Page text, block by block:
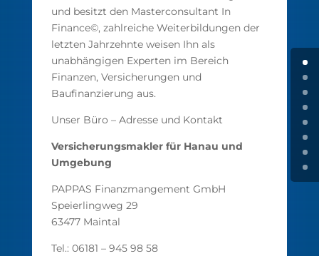
und besitzt den Masterconsultant In
Finance©, zahlreiche Weiterbildungen der
letzten Jahrzehnte weisen Ihn als
unabhängigen Experten im Bereich
Finanzen, Versicherungen und
Baufinanzierung aus.
Unser Büro – Adresse und Kontakt
Versicherungsmakler für Hanau und
Umgebung
PAPPAS Finanzmangement GmbH
Speierlingweg 29
63477 Maintal
Tel.: 06181 – 945 98 58